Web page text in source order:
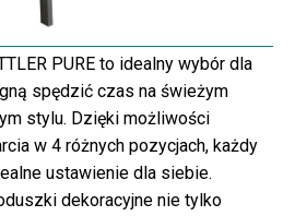
PURE to idealny wybór dla
spędzić czas na świeżym
stylu. Dzięki możliwości
w 4 różnych pozycjach, każdy
ustawienie dla siebie.
dekoracyjne nie tylko